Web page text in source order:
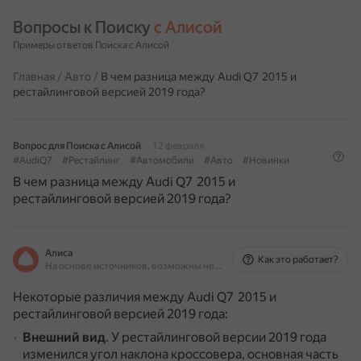
Вопросы к Поиску с Алисой
Примеры ответов Поиска с Алисой
Главная / Авто / В чем разница между Audi Q7 2015 и
рестайлинговой версией 2019 года?
Вопрос для Поиска с Алисой
12 февраля
#AudiQ7
#Рестайлинг #Автомобили #Авто #Новинки
В чем разница между Audi Q7 2015 и
рестайлинговой версией 2019 года?
Алиса
На основе источников, возможны неточности
Как это работает?
Некоторые различия между Audi Q7 2015 и
рестайлинговой версией 2019 года:
Внешний вид. У рестайлинговой версии 2019 года
изменился угол наклона кроссовера, основная часть